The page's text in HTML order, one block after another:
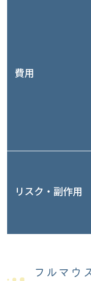
費用
リスク・副作用
フルマウ